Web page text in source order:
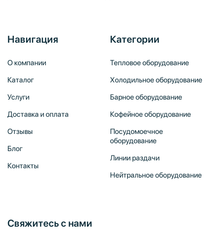
Навигация
О компании
Каталог
Услуги
Доставка и оплата
Отзывы
Блог
Контакты
Категории
Тепловое оборудование
Холодильное оборудование
Барное оборудование
Кофейное оборудование
Посудомоечное
оборудование
Линии раздачи
Нейтральное оборудование
Свяжитесь с нами